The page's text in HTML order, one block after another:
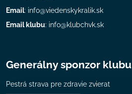
Email: info@viedenskykralik.sk
Email klubu: info@klubchvk.sk
Generálny sponzor klubu
Pestrá strava pre zdravie zvierat